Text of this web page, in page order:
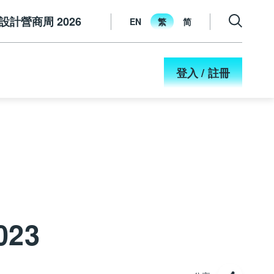
計營商周 2026 EN 繁 简
登入 / 註冊